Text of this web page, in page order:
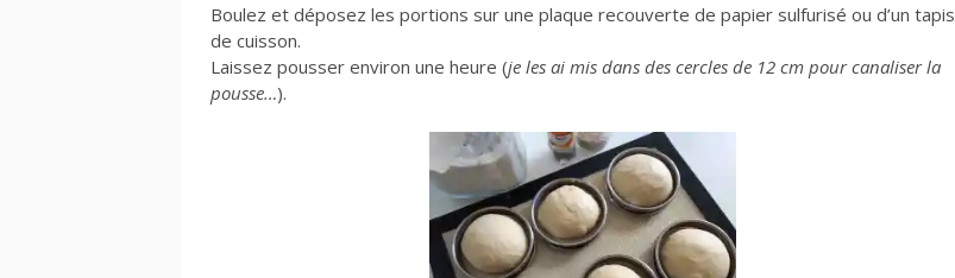
Boulez et déposez les portions sur une plaque recouverte de papier sulfurisé ou d’un tapis
de cuisson.
Laissez pousser environ une heure (je les ai mis dans des cercles de 12 cm pour canaliser la
pousse…).